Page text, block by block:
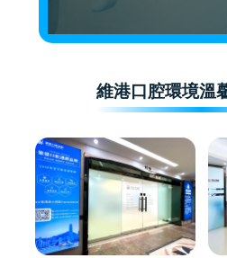
維港口腔環境溫